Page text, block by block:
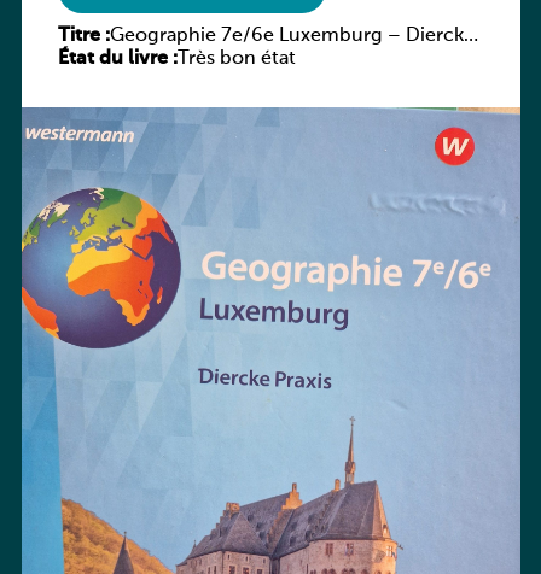
Titre :Geographie 7e/6e Luxemburg – Diercke
Praxis
État du livre :Très bon état